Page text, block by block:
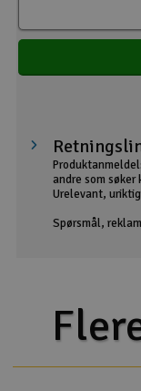
andre som
Urelevant,
Spørsmål,